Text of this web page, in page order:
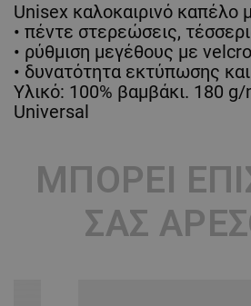
Unisex καλοκαιρινό καπέλο
• πέντε στερεώσεις,
• ρύθμιση μεγέθους με
• δυνατότητα εκτύπωσης
Υλικό: 100% βαμβάκι. 180
Universal
ΜΠΟΡΕΊ
ΣΑΣ